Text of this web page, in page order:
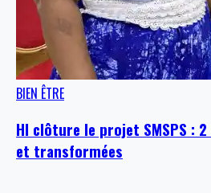
BIEN ÊTRE
HI clôture le projet SMSPS :
et transformées